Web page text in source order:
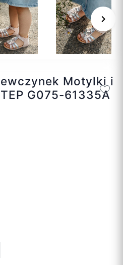
keyboard_arrow_right
Motylki i
G075-61335A